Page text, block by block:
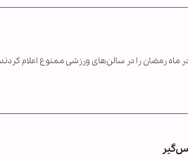
ماه رمضان را در سالن‌های ورزشی ممنوع اعلام